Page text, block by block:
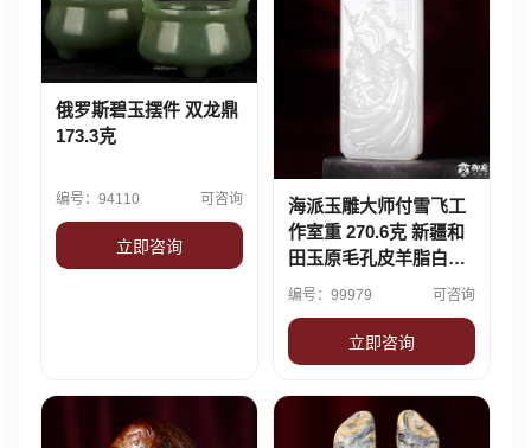
俄罗斯碧玉摆件 双龙鼎
173.3克
编号：94110 可咨询
立即咨询
海派玉雕大师付雪飞工
作室重 270.6克 新疆和
田玉原毛孔皮羊脂白玉
籽料 摆件 关帝圣君
编号：99979 可咨询
立即咨询